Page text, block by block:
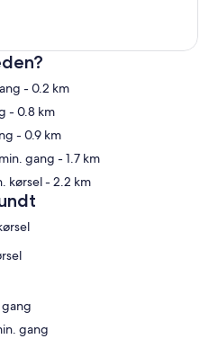
Kort- 0.2 km
- 0.8 km
- 0.9 km
gang - 1.7 km
kørsel- 2.2 km
‬12 min. gang
- ‬4 min. gang